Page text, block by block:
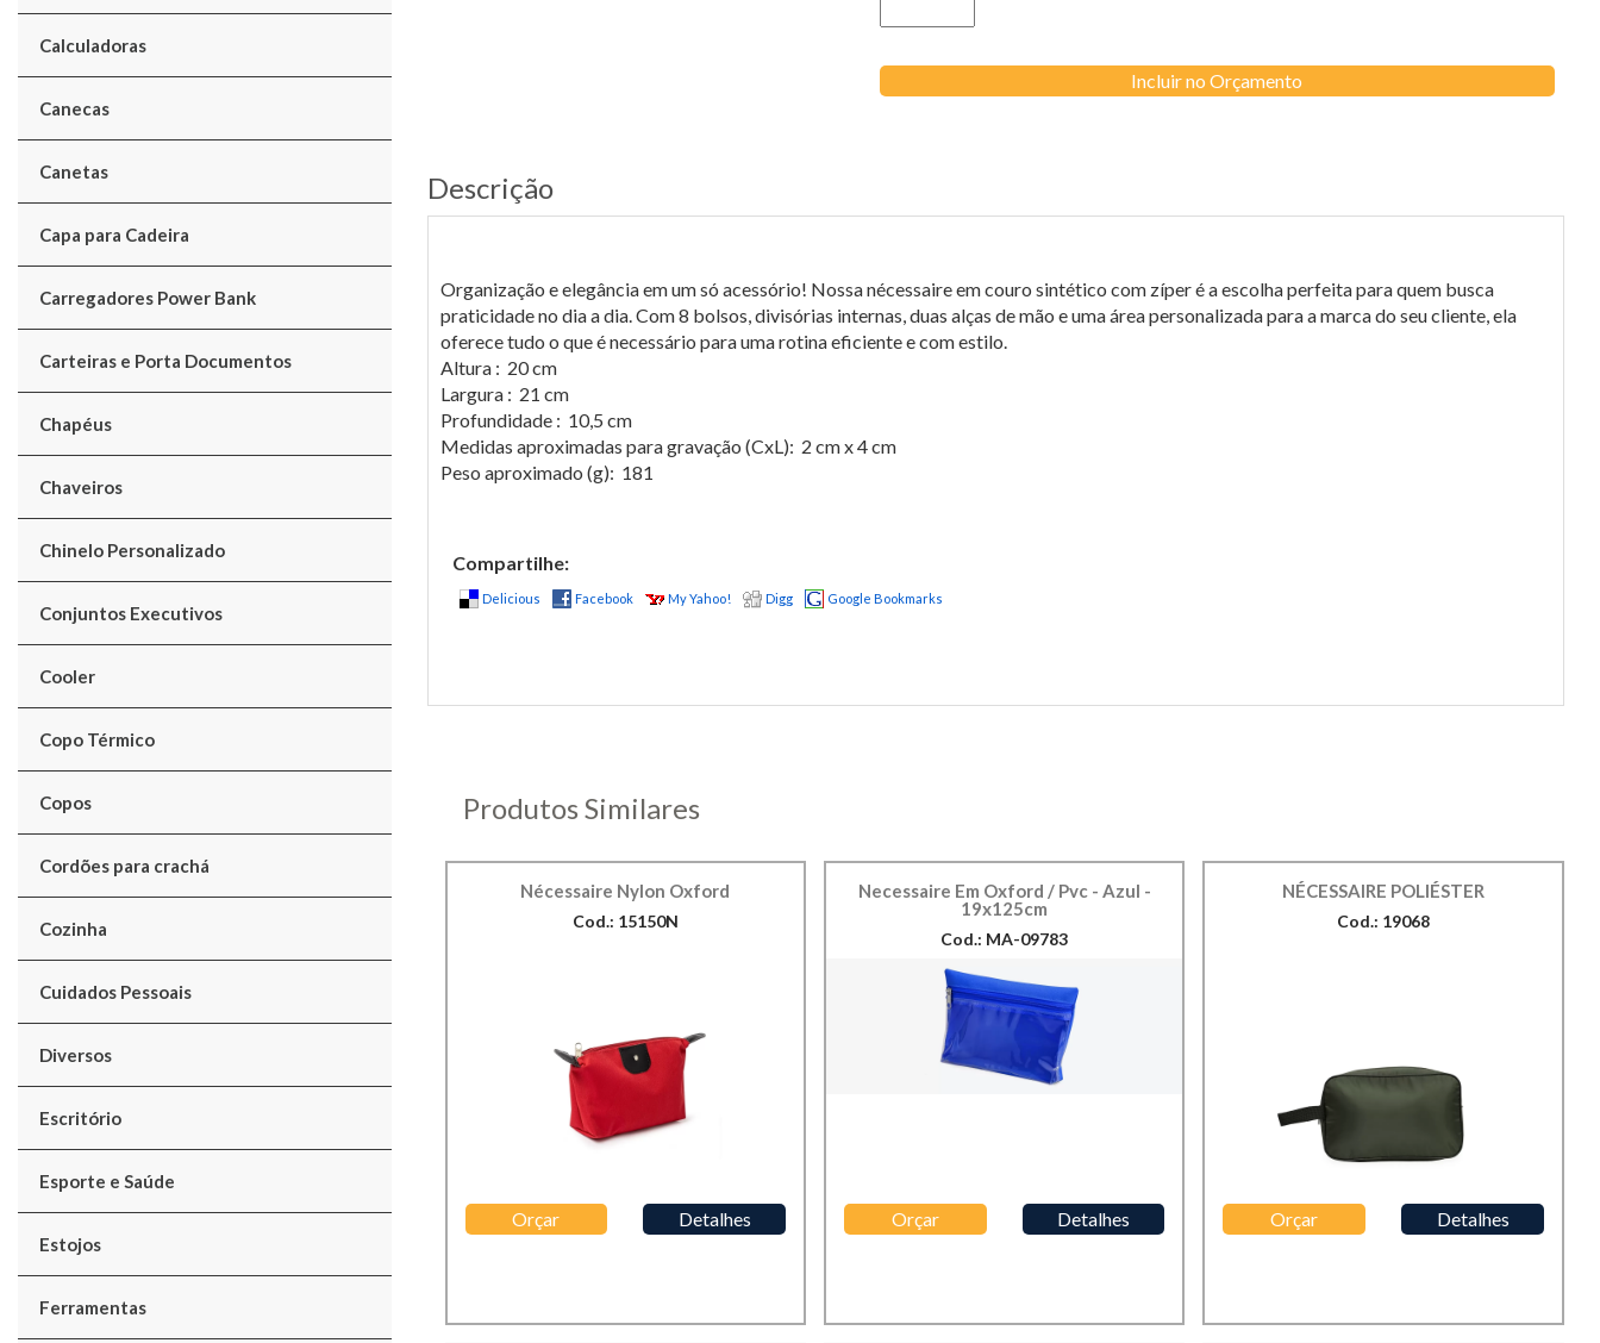
Calculadoras
Canecas
Canetas
Capa para Cadeira
Carregadores Power Bank
Carteiras e Porta Documentos
Chapéus
Chaveiros
Chinelo Personalizado
Conjuntos Executivos
Cooler
Copo Térmico
Copos
Cordões para crachá
Cozinha
Cuidados Pessoais
Diversos
Escritório
Esporte e Saúde
Estojos
Ferramentas
Incluir no Orçamento
Descrição
Organização e elegância em um só acessório! Nossa nécessaire em couro sintético com zíper é a escolha perfeita para quem busca
praticidade no dia a dia. Com 8 bolsos, divisórias internas, duas alças de mão e uma área personalizada para a marca do seu cliente, ela
oferece tudo o que é necessário para uma rotina eficiente e com estilo.
Altura : 20 cm
Largura : 21 cm
Profundidade : 10,5 cm
Medidas aproximadas para gravação (CxL): 2 cm x 4 cm
Peso aproximado (g): 181
Compartilhe:
Delicious Facebook My Yahoo! Digg Google Bookmarks
Produtos Similares
Nécessaire Nylon Oxford
Cod.: 15150N
Orçar Detalhes
Necessaire Em Oxford / Pvc - Azul -
19x125cm
Cod.: MA-09783
Orçar Detalhes
NÉCESSAIRE POLIÉSTER
Cod.: 19068
Orçar Detalhes